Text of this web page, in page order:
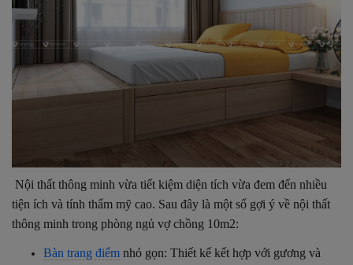
Nội thất thông minh vừa tiết kiệm diện tích vừa đem đến nhiều
tiện ích và tính thẩm mỹ cao. Sau đây là một số gợi ý về nội thất
thông minh trong phòng ngủ vợ chồng 10m2:
Bàn trang điểm nhỏ gọn: Thiết kế kết hợp với gương và